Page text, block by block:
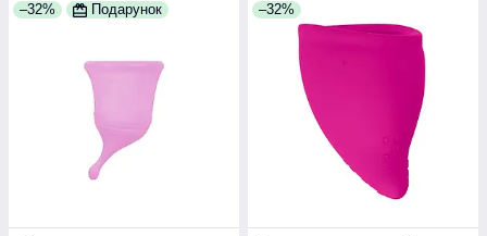
–32% Подарунок –32%